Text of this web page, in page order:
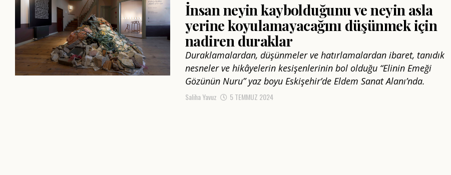
İnsan neyin kaybolduğunu ve neyin asla
yerine koyulamayacağını düşünmek için
nadiren duraklar
Duraklamalardan, düşünmeler ve hatırlamalardan ibaret, tanıdık
nesneler ve hikâyelerin kesişenlerinin bol olduğu “Elinin Emeği
Gözünün Nuru” yaz boyu Eskişehir’de Eldem Sanat Alanı’nda.
Saliha Yavuz 5 TEMMUZ 2024